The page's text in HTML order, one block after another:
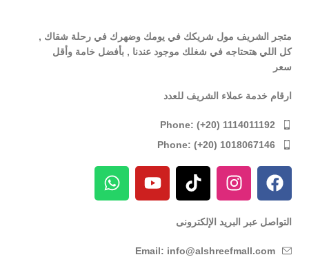
متجر الشريف مول شريكك في يومك وضهرك في رحلة شقاك ,
كل اللي هتحتاجه في شغلك موجود عندنا , بأفضل خامة وأقل
سعر
ارقام خدمة عملاء الشريف للعدد
Phone: (+20) 1114011192
Phone: (+20) 1018067146
التواصل عبر البريد الإلكترونى
Email: info@alshreefmall.com